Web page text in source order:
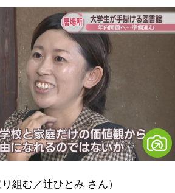
組む／辻ひとみ さん）